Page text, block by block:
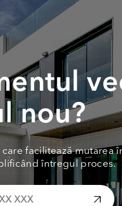
nou?
care facilitează
întregul proces.